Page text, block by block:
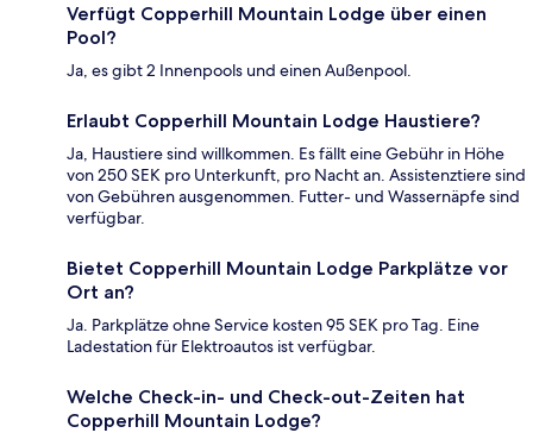
Verfügt Copperhill Mountain Lodge über einen
Pool?
Ja, es gibt 2 Innenpools und einen Außenpool.
Erlaubt Copperhill Mountain Lodge Haustiere?
Ja, Haustiere sind willkommen. Es fällt eine Gebühr in Höhe
von 250 SEK pro Unterkunft, pro Nacht an. Assistenztiere sind
von Gebühren ausgenommen. Futter- und Wassernäpfe sind
verfügbar.
Bietet Copperhill Mountain Lodge Parkplätze vor
Ort an?
Ja. Parkplätze ohne Service kosten 95 SEK pro Tag. Eine
Ladestation für Elektroautos ist verfügbar.
Welche Check-in- und Check-out-Zeiten hat
Copperhill Mountain Lodge?